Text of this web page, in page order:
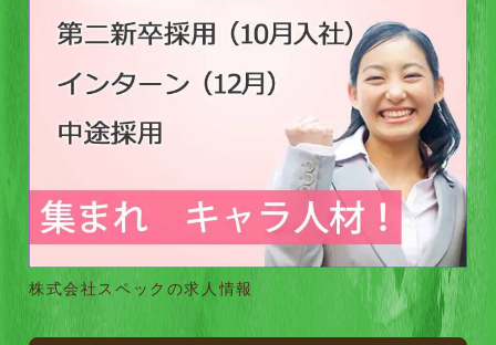
株式会社スペックの求人情報